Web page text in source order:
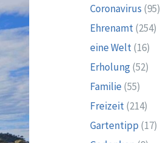
Coronavirus (95)
Ehrenamt(254)
eine Welt(16)
Erholung(52)
Familie (55)
Freizeit(214)
Gartentipp (17)